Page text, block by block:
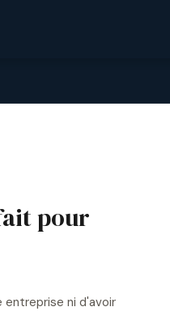
pour
entreprise ni d'avoir